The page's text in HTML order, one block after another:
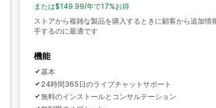
または$149.99/年で17%お得
ストアから複雑な製品を購入するときに顧客から追加情
手するのに最適です
機能
基本
24時間365日のライブチャットサポート
無料のインストールとコンサルテーション